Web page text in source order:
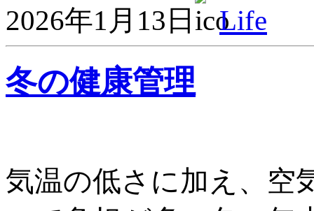
2026年1月13日 Life
冬の健康管理
気温の低さに加え、空